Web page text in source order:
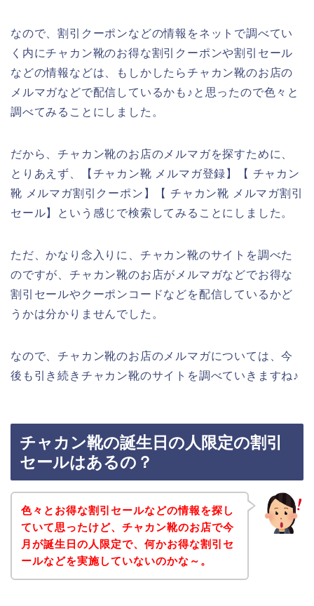
なので、割引クーポンなどの情報をネットで調べてい
く内にチャカン靴のお得な割引クーポンや割引セール
などの情報などは、もしかしたらチャカン靴のお店の
メルマガなどで配信しているかも♪と思ったので色々と
調べてみることにしました。
だから、チャカン靴のお店のメルマガを探すために、
とりあえず、【チャカン靴 メルマガ登録】【 チャカン
靴 メルマガ割引クーポン】【 チャカン靴 メルマガ割引
セール】という感じで検索してみることにしました。
ただ、かなり念入りに、チャカン靴のサイトを調べた
のですが、チャカン靴のお店がメルマガなどでお得な
割引セールやクーポンコードなどを配信しているかど
うかは分かりませんでした。
なので、チャカン靴のお店のメルマガについては、今
後も引き続きチャカン靴のサイトを調べていきますね♪
チャカン靴の誕生日の人限定の割引
セールはあるの？
色々とお得な割引セールなどの情報を探し
ていて思ったけど、チャカン靴のお店で今
月が誕生日の人限定で、何かお得な割引セ
ールなどを実施していないのかな～。